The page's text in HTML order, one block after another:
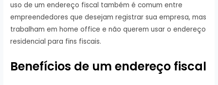
uso de um endereço fiscal também é comum entre
empreendedores que desejam registrar sua empresa, mas
trabalham em home office e não querem usar o endereço
residencial para fins fiscais.
Benefícios de um endereço fiscal